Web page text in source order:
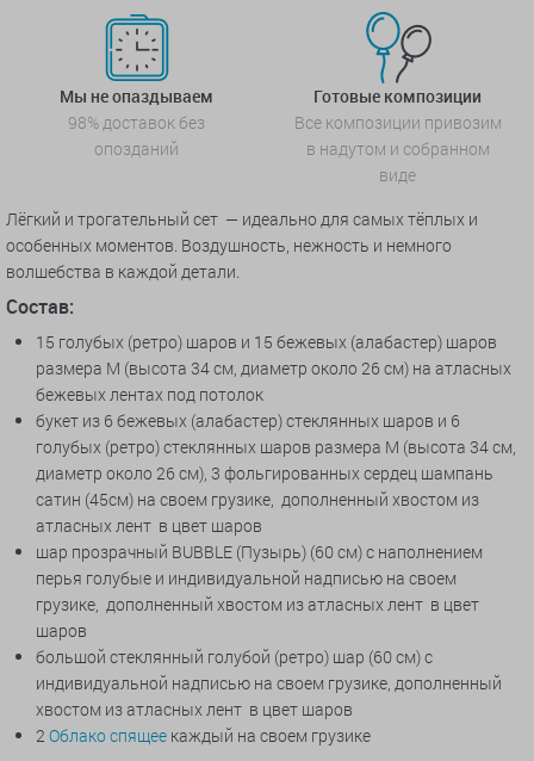
Мы не опаздываем
98% доставок без
опозданий
Готовые композиции
Все композиции привозим
в надутом и собранном
виде
Лёгкий и трогательный сет — идеально для самых тёплых и
особенных моментов. Воздушность, нежность и немного
волшебства в каждой детали.
Состав:
15 голубых (ретро) шаров и 15 бежевых (алабастер) шаров
размера M (высота 34 см, диаметр около 26 см) на атласных
бежевых лентах под потолок
букет из 6 бежевых (алабастер) стеклянных шаров и 6
голубых (ретро) стеклянных шаров размера M (высота 34 см,
диаметр около 26 см), 3 фольгированных сердец шампань
сатин (45см) на своем грузике, дополненный хвостом из
атласных лент в цвет шаров
шар прозрачный BUBBLE (Пузырь) (60 см) с наполнением
перья голубые и индивидуальной надписью на своем
грузике, дополненный хвостом из атласных лент в цвет
шаров
большой стеклянный голубой (ретро) шар (60 см) с
индивидуальной надписью на своем грузике, дополненный
хвостом из атласных лент в цвет шаров
2 Облако спящее каждый на своем грузике